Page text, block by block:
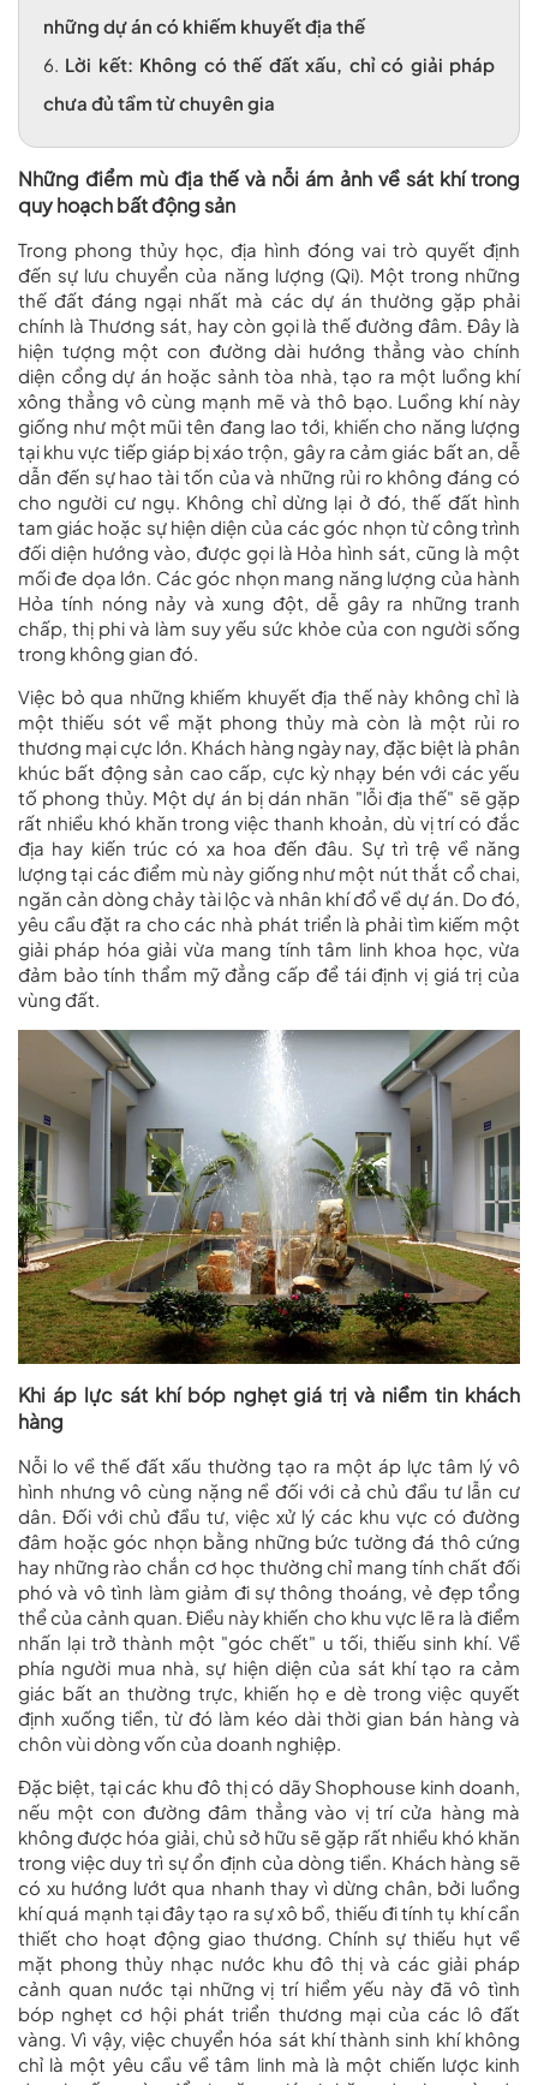
những dự án có khiếm khuyết địa thế
6. Lời kết: Không có thế đất xấu, chỉ có giải pháp
chưa đủ tầm từ chuyên gia
Những điểm mù địa thế và nỗi ám ảnh về sát khí trong
quy hoạch bất động sản
Trong phong thủy học, địa hình đóng vai trò quyết định
đến sự lưu chuyển của năng lượng (Qi). Một trong những
thế đất đáng ngại nhất mà các dự án thường gặp phải
chính là Thương sát, hay còn gọi là thế đường đâm. Đây là
hiện tượng một con đường dài hướng thẳng vào chính
diện cổng dự án hoặc sảnh tòa nhà, tạo ra một luồng khí
xông thẳng vô cùng mạnh mẽ và thô bạo. Luồng khí này
giống như một mũi tên đang lao tới, khiến cho năng lượng
tại khu vực tiếp giáp bị xáo trộn, gây ra cảm giác bất an, dễ
dẫn đến sự hao tài tốn của và những rủi ro không đáng có
cho người cư ngụ. Không chỉ dừng lại ở đó, thế đất hình
tam giác hoặc sự hiện diện của các góc nhọn từ công trình
đối diện hướng vào, được gọi là Hỏa hình sát, cũng là một
mối đe dọa lớn. Các góc nhọn mang năng lượng của hành
Hỏa tính nóng nảy và xung đột, dễ gây ra những tranh
chấp, thị phi và làm suy yếu sức khỏe của con người sống
trong không gian đó.
Việc bỏ qua những khiếm khuyết địa thế này không chỉ là
một thiếu sót về mặt phong thủy mà còn là một rủi ro
thương mại cực lớn. Khách hàng ngày nay, đặc biệt là phân
khúc bất động sản cao cấp, cực kỳ nhạy bén với các yếu
tố phong thủy. Một dự án bị dán nhãn "lỗi địa thế" sẽ gặp
rất nhiều khó khăn trong việc thanh khoản, dù vị trí có đắc
địa hay kiến trúc có xa hoa đến đâu. Sự trì trệ về năng
lượng tại các điểm mù này giống như một nút thắt cổ chai,
ngăn cản dòng chảy tài lộc và nhân khí đổ về dự án. Do đó,
yêu cầu đặt ra cho các nhà phát triển là phải tìm kiếm một
giải pháp hóa giải vừa mang tính tâm linh khoa học, vừa
đảm bảo tính thẩm mỹ đẳng cấp để tái định vị giá trị của
vùng đất.
Khi áp lực sát khí bóp nghẹt giá trị và niềm tin khách
hàng
Nỗi lo về thế đất xấu thường tạo ra một áp lực tâm lý vô
hình nhưng vô cùng nặng nề đối với cả chủ đầu tư lẫn cư
dân. Đối với chủ đầu tư, việc xử lý các khu vực có đường
đâm hoặc góc nhọn bằng những bức tường đá thô cứng
hay những rào chắn cơ học thường chỉ mang tính chất đối
phó và vô tình làm giảm đi sự thông thoáng, vẻ đẹp tổng
thể của cảnh quan. Điều này khiến cho khu vực lẽ ra là điểm
nhấn lại trở thành một "góc chết" u tối, thiếu sinh khí. Về
phía người mua nhà, sự hiện diện của sát khí tạo ra cảm
giác bất an thường trực, khiến họ e dè trong việc quyết
định xuống tiền, từ đó làm kéo dài thời gian bán hàng và
chôn vùi dòng vốn của doanh nghiệp.
Đặc biệt, tại các khu đô thị có dãy Shophouse kinh doanh,
nếu một con đường đâm thẳng vào vị trí cửa hàng mà
không được hóa giải, chủ sở hữu sẽ gặp rất nhiều khó khăn
trong việc duy trì sự ổn định của dòng tiền. Khách hàng sẽ
có xu hướng lướt qua nhanh thay vì dừng chân, bởi luồng
khí quá mạnh tại đây tạo ra sự xô bồ, thiếu đi tính tụ khí cần
thiết cho hoạt động giao thương. Chính sự thiếu hụt về
mặt phong thủy nhạc nước khu đô thị và các giải pháp
cảnh quan nước tại những vị trí hiểm yếu này đã vô tình
bóp nghẹt cơ hội phát triển thương mại của các lô đất
vàng. Vì vậy, việc chuyển hóa sát khí thành sinh khí không
chỉ là một yêu cầu về tâm linh mà là một chiến lược kinh